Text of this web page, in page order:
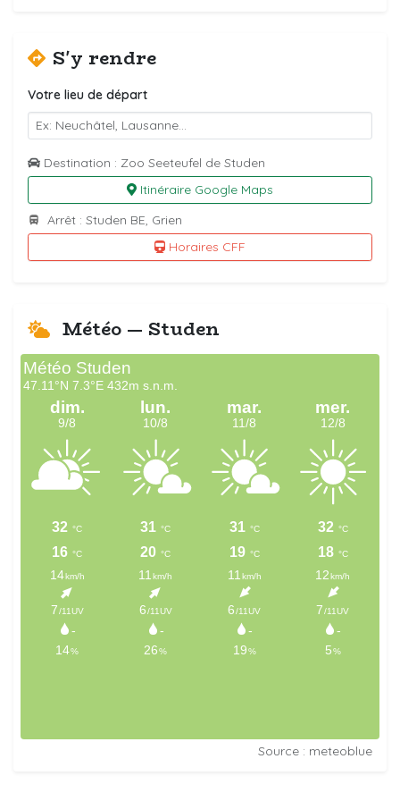
S'y rendre
Votre lieu de départ
Destination : Zoo Seeteufel de Studen
Itinéraire Google Maps
Arrêt : Studen BE, Grien
Horaires CFF
Météo — Studen
Source : meteoblue